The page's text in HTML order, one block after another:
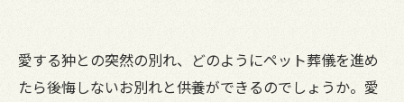
愛する狆との突然の別れ、どのようにペット葬儀を進め
たら後悔しないお別れと供養ができるのでしょうか。愛